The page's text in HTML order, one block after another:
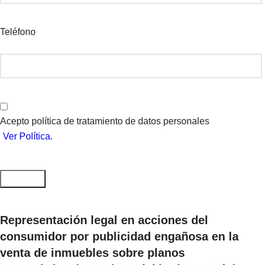
Teléfono
Acepto política de tratamiento de datos personales
Ver Política.
Representación legal en acciones del
consumidor por publicidad engañosa en la
venta de inmuebles sobre planos